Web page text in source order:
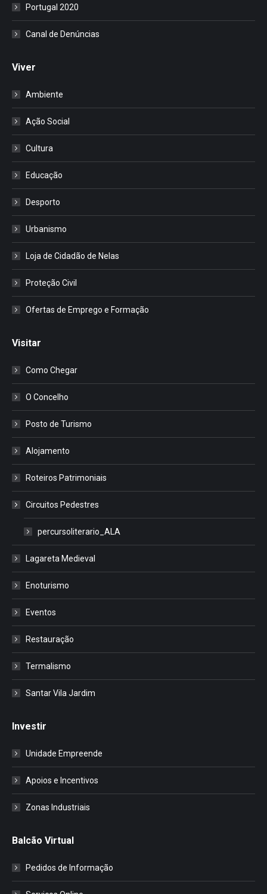
Portugal 2020
Canal de Denúncias
Viver
Ambiente
Ação Social
Cultura
Educação
Desporto
Urbanismo
Loja de Cidadão de Nelas
Proteção Civil
Ofertas de Emprego e Formação
Visitar
Como Chegar
O Concelho
Posto de Turismo
Alojamento
Roteiros Patrimoniais
Circuitos Pedestres
percursoliterario_ALA
Lagareta Medieval
Enoturismo
Eventos
Restauração
Termalismo
Santar Vila Jardim
Investir
Unidade Empreende
Apoios e Incentivos
Zonas Industriais
Balcão Virtual
Pedidos de Informação